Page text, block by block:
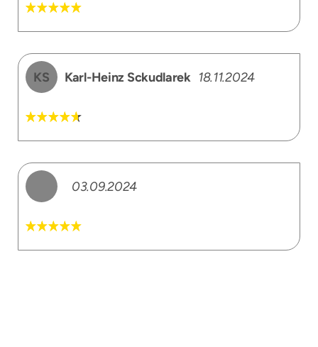
KS Karl-Heinz Sckudlarek 18.11.2024
03.09.2024